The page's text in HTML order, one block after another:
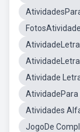
Atividade
AtividadePara
Atividades
JogoDe